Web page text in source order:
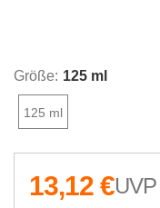
Größe: 125 ml
125 ml
13,12 €